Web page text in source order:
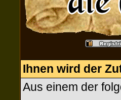
Ihnen wird der
Aus einem der